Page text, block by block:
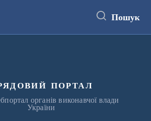
Пошук
портал
органів виконавчої влади
України